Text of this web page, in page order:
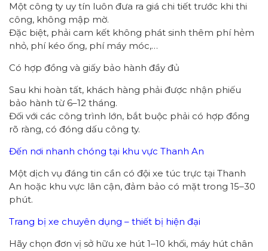
Một công ty uy tín luôn đưa ra giá chi tiết trước khi thi
công, không mập mờ.
Đặc biệt, phải cam kết không phát sinh thêm phí hẻm
nhỏ, phí kéo ống, phí máy móc,…
Có hợp đồng và giấy bảo hành đầy đủ
Sau khi hoàn tất, khách hàng phải được nhận phiếu
bảo hành từ 6–12 tháng.
Đối với các công trình lớn, bắt buộc phải có hợp đồng
rõ ràng, có đóng dấu công ty.
Đến nơi nhanh chóng tại khu vực Thanh An
Một dịch vụ đáng tin cần có đội xe túc trực tại Thanh
An hoặc khu vực lân cận, đảm bảo có mặt trong 15–30
phút.
Trang bị xe chuyên dụng – thiết bị hiện đại
Hãy chọn đơn vị sở hữu xe hút 1–10 khối, máy hút chân